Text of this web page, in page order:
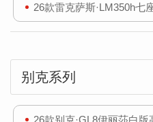
26款雷克萨斯·LM350h七
别克系列
26款别克·GL8伊丽莎白